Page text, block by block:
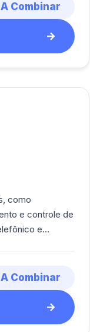
A Combinar
como
e controle de
e
A Combinar